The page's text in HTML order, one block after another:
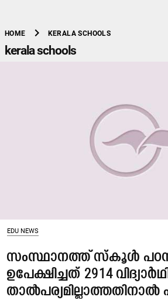
HOME chevron_right KERALA SCHOOLS
kerala schools
EDU NEWS
സംസ്ഥാനത്ത് സ്‌കൂൾ
ഉപേക്ഷിച്ചത് 2914
താൽപര്യമില്ലാത്തതിനാൽ